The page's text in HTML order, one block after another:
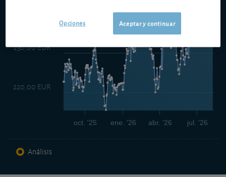
ene. '26 jul. '26
oct. '25 abr. '26
220,00 EUR
230,00 EUR
Análisis
Aceptar y continuar
Opciones